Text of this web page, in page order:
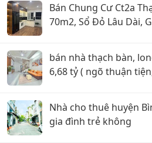
Bán Chung Cư Ct2a
70m2, Sổ Đỏ Lâu Dài,
bán nhà thạch bàn,
6,68 tỷ ( ngõ thuận
Nhà cho thuê huyện
gia đình trẻ không